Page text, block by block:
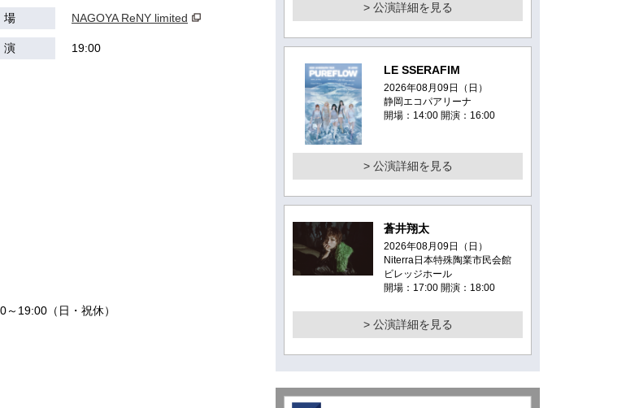
NAGOYA ReNY limited
19:00
19:00（日・祝休）
> 公演詳細を見る
LE SSERAFIM
2026年08月09日（日）
静岡エコパアリーナ
開場：14:00 開演：16:00
> 公演詳細を見る
蒼井翔太
2026年08月09日（日）
Niterra日本特殊陶業市民会館
ビレッジホール
開場：17:00 開演：18:00
> 公演詳細を見る